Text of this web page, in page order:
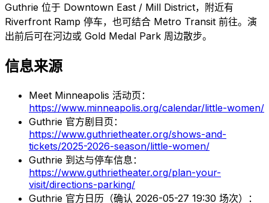
Guthrie 位于 Downtown East / Mill District，附近有
Riverfront Ramp 停车，也可结合 Metro Transit 前往。演
出前后可在河边或 Gold Medal Park 周边散步。
信息来源
Meet Minneapolis 活动页：
https://www.minneapolis.org/calendar/little-women/
Guthrie 官方剧目页：
https://www.guthrietheater.org/shows-and-
tickets/2025-2026-season/little-women/
Guthrie 到达与停车信息：
https://www.guthrietheater.org/plan-your-
visit/directions-parking/
Guthrie 官方日历（确认 2026-05-27 19:30 场次）：